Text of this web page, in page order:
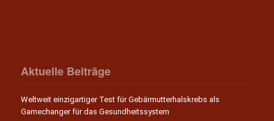
Aktuelle Beiträge
Weltweit einzigartiger Test für Gebärmutterhalskrebs als
Gamechanger für das Gesundheitssystem